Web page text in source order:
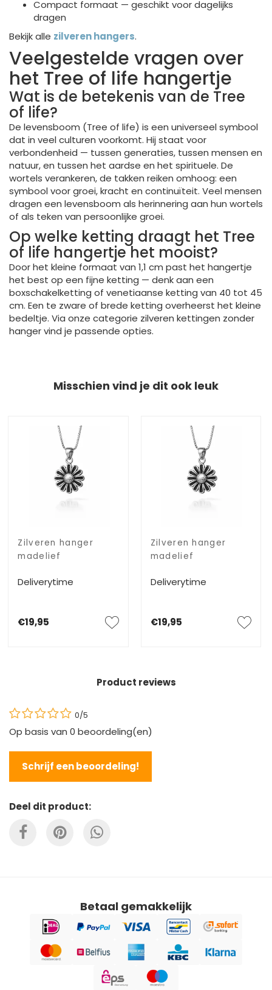
Compact formaat — geschikt voor dagelijks
dragen
Bekijk alle zilveren hangers.
Veelgestelde vragen over
het Tree of life hangertje
Wat is de betekenis van de Tree
of life?
De levensboom (Tree of life) is een universeel symbool
dat in veel culturen voorkomt. Hij staat voor
verbondenheid — tussen generaties, tussen mensen en
natuur, en tussen het aardse en het spirituele. De
wortels verankeren, de takken reiken omhoog: een
symbool voor groei, kracht en continuïteit. Veel mensen
dragen een levensboom als herinnering aan hun wortels
of als teken van persoonlijke groei.
Op welke ketting draagt het Tree
of life hangertje het mooist?
Door het kleine formaat van 1,1 cm past het hangertje
het best op een fijne ketting — denk aan een
boxschakelketting of venetiaanse ketting van 40 tot 45
cm. Een te zware of brede ketting overheerst het kleine
bedeltje. Via onze categorie zilveren kettingen zonder
hanger vind je passende opties.
Misschien vind je dit ook leuk
Zilveren hanger
madelief
Deliverytime
€19,95
Zilveren hanger
madelief
Deliverytime
€19,95
Product reviews
0/5
Op basis van 0 beoordeling(en)
Schrijf een beoordeling!
Deel dit product:
Betaal gemakkelijk